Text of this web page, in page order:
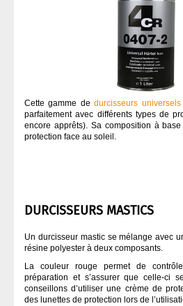
Cette gamme dedurcisseurs universels
parfaitement avec différents types de
encore apprêts). Sa composition à
protection face au soleil.
DURCISSEURS MASTICS
Un durcisseur mastic se mélange avec
résine polyester à deux composants.
La couleur rouge permet de
préparation et s’assurer que celle-ci
conseillons d’utiliser une crème de
des lunettes de protection lors de